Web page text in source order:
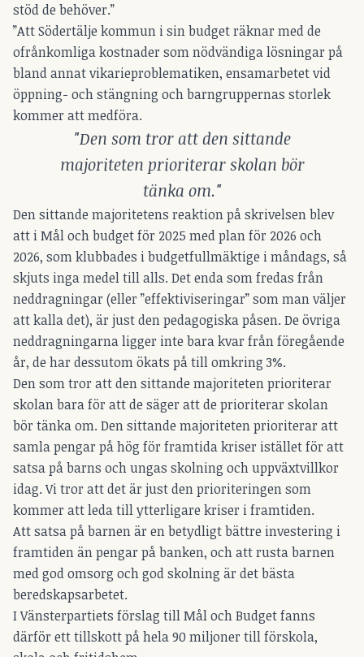
stöd de behöver.”
”Att Södertälje kommun i sin budget räknar med de
ofrånkomliga kostnader som nödvändiga lösningar på
bland annat vikarieproblematiken, ensamarbetet vid
öppning- och stängning och barngruppernas storlek
kommer att medföra.
"Den som tror att den sittande
majoriteten prioriterar skolan bör
tänka om."
Den sittande majoritetens reaktion på skrivelsen blev
att i Mål och budget för 2025 med plan för 2026 och
2026, som klubbades i budgetfullmäktige i måndags, så
skjuts inga medel till alls. Det enda som fredas från
neddragningar (eller ”effektiviseringar” som man väljer
att kalla det), är just den pedagogiska påsen. De övriga
neddragningarna ligger inte bara kvar från föregående
år, de har dessutom ökats på till omkring 3%.
Den som tror att den sittande majoriteten prioriterar
skolan bara för att de säger att de prioriterar skolan
bör tänka om. Den sittande majoriteten prioriterar att
samla pengar på hög för framtida kriser istället för att
satsa på barns och ungas skolning och uppväxtvillkor
idag. Vi tror att det är just den prioriteringen som
kommer att leda till ytterligare kriser i framtiden.
Att satsa på barnen är en betydligt bättre investering i
framtiden än pengar på banken, och att rusta barnen
med god omsorg och god skolning är det bästa
beredskapsarbetet.
I Vänsterpartiets förslag till Mål och Budget fanns
därför ett tillskott på hela 90 miljoner till förskola,